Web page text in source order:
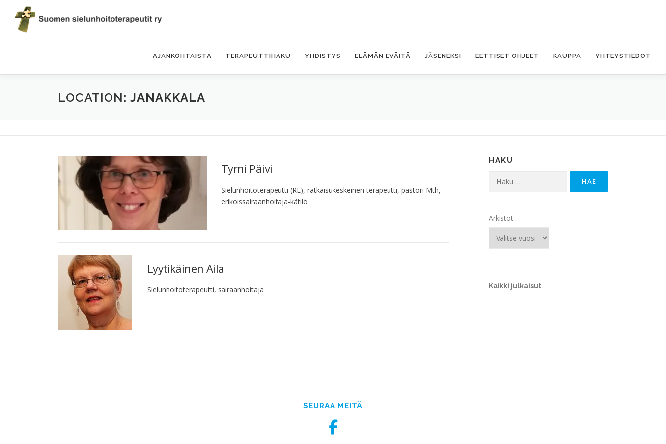
sisältöön
AJANKOHTAISTA TERAPEUTTIHAKU YHDISTYS ELÄMÄN EVÄITÄ JÄSENEKSI EETTISET OHJEET KAUPPA YHTEYSTIEDOT
LOCATION: JANAKKALA
Tyrni Päivi
Sielunhoitoterapeutti (RE), ratkaisukeskeinen terapeutti, pastori Mth,
erikoissairaanhoitaja-kätilö
Lyytikäinen Aila
Sielunhoitoterapeutti, sairaanhoitaja
HAKU
Arkistot
Kaikki julkaisut
SEURAA MEITÄ